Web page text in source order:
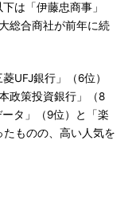
は「伊藤忠商事」
総合商社が前年に続
UFJ銀行」（6位）
政策投資銀行」（8
タ」（9位）と「楽
ものの、高い人気を